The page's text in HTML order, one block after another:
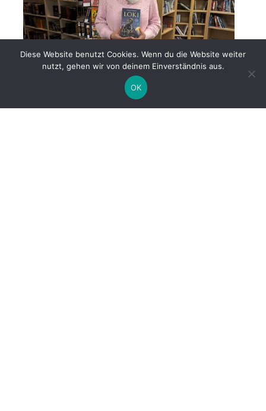
Diese Website benutzt Cookies. Wenn du die Website weiter
nutzt, gehen wir von deinem Einverständnis aus.
OK